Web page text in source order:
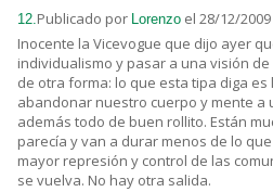
12.Publicado por Lorenzo el 28/12/2009
Inocente la Vicevogue que dijo ayer
individualismo y pasar a una visión de
de otra forma: lo que esta tipa diga
abandonar nuestro cuerpo y mente a
además todo de buen rollito. Están
parecía y van a durar menos de lo
mayor represión y control de las
se vuelva. No hay otra salida.